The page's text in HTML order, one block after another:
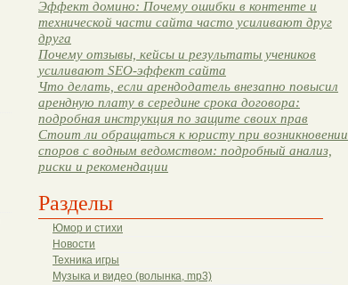
Эффект домино: Почему ошибки в контенте и
технической части сайта часто усиливают друг
друга
Почему отзывы, кейсы и результаты учеников
усиливают SEO-эффект сайта
Что делать, если арендодатель внезапно повысил
арендную плату в середине срока договора:
подробная инструкция по защите своих прав
Стоит ли обращаться к юристу при возникновении
споров с водным ведомством: подробный анализ,
риски и рекомендации
Разделы
Юмор и стихи
Новости
Техника игры
Музыка и видео (волынка, mp3)